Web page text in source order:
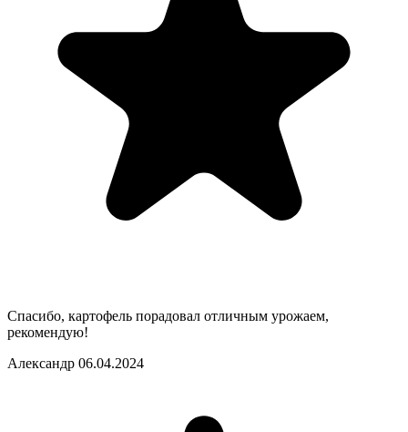
Спасибо, картофель порадовал отличным урожаем,
рекомендую!
Александр 06.04.2024